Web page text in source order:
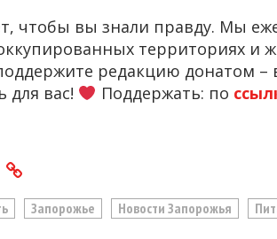
чтобы вы знали правду. Мы
территориях и
редакцию донатом
для вас!
Поддержать: по
Запорожье Новости Запорожья